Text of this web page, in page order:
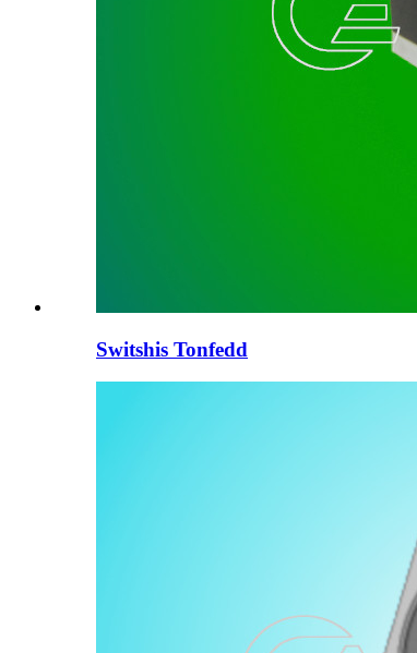
Switshis Tonfedd